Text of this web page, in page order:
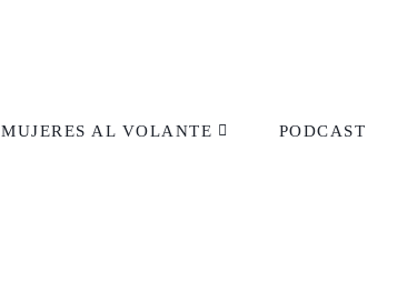
MUJERES AL VOLANTE PODCAST